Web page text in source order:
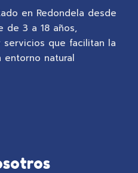
en Redondela desde
de 3 a 18 años,
que facilitan la
entorno natural